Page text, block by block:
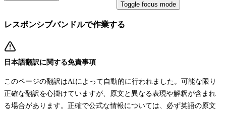
Toggle focus mode
レスポンシブバンドルで作業する
日本語翻訳に関する免責事項
このページの翻訳はAIによって自動的に行われました。可能な限り
正確な翻訳を心掛けていますが、原文と異なる表現や解釈が含まれ
る場合があります。正確で公式な情報については、必ず英語の原文